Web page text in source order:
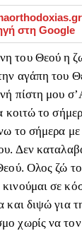
στη Google
του Θεού η
αγάπη του
πίστη μου
κοιτώ το
το σήμερα
Δεν
Ολος ζώ
σε
και διψώ για
χωρίς να